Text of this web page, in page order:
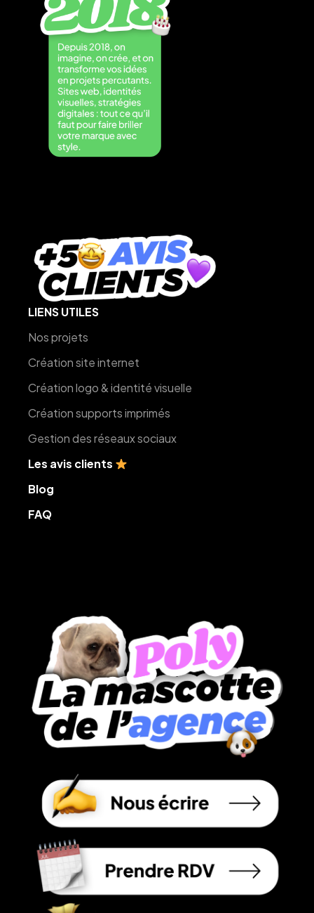
LIENS UTILES
Nos projets
Création site internet
Création logo & identité visuelle
Création supports imprimés
Gestion des réseaux sociaux
Les avis clients
Blog
FAQ